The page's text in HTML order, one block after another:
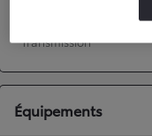
Transmission
Équipements